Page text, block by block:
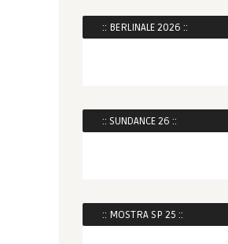
:: BERLINALE 2026 ::
:: SUNDANCE 26 ::
:: MOSTRA SP 25 ::